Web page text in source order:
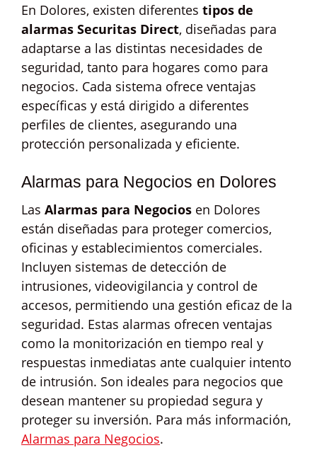
En Dolores, existen diferentes tipos de
alarmas Securitas Direct, diseñadas para
adaptarse a las distintas necesidades de
seguridad, tanto para hogares como para
negocios. Cada sistema ofrece ventajas
específicas y está dirigido a diferentes
perfiles de clientes, asegurando una
protección personalizada y eficiente.
Alarmas para Negocios en Dolores
Las Alarmas para Negocios en Dolores
están diseñadas para proteger comercios,
oficinas y establecimientos comerciales.
Incluyen sistemas de detección de
intrusiones, videovigilancia y control de
accesos, permitiendo una gestión eficaz de la
seguridad. Estas alarmas ofrecen ventajas
como la monitorización en tiempo real y
respuestas inmediatas ante cualquier intento
de intrusión. Son ideales para negocios que
desean mantener su propiedad segura y
proteger su inversión. Para más información,
Alarmas para Negocios.